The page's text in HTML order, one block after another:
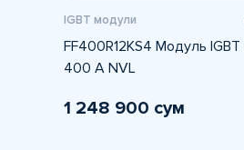
IGBT модули
FF400R12KS4 Модуль IGBT
400 A NVL
1 248 900 сум